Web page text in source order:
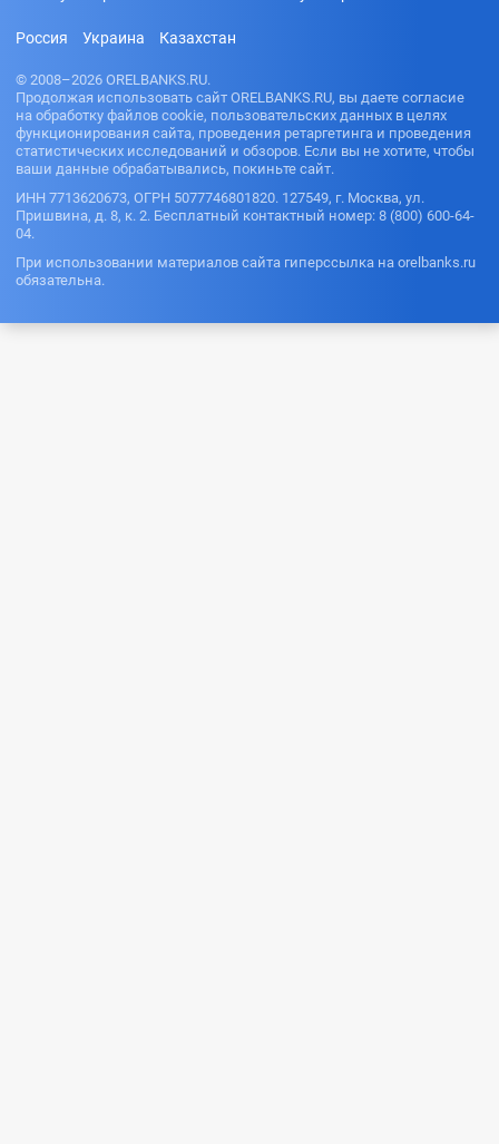
Россия Украина Казахстан
© 2008–2026 ORELBANKS.RU.
Продолжая использовать сайт ORELBANKS.RU, вы даете согласие
на обработку файлов cookie, пользовательских данных в целях
функционирования сайта, проведения ретаргетинга и проведения
статистических исследований и обзоров. Если вы не хотите, чтобы
ваши данные обрабатывались, покиньте сайт.
ИНН 7713620673, ОГРН 5077746801820. 127549, г. Москва, ул.
Пришвина, д. 8, к. 2. Бесплатный контактный номер: 8 (800) 600-64-
04.
При использовании материалов сайта гиперссылка на orelbanks.ru
обязательна.